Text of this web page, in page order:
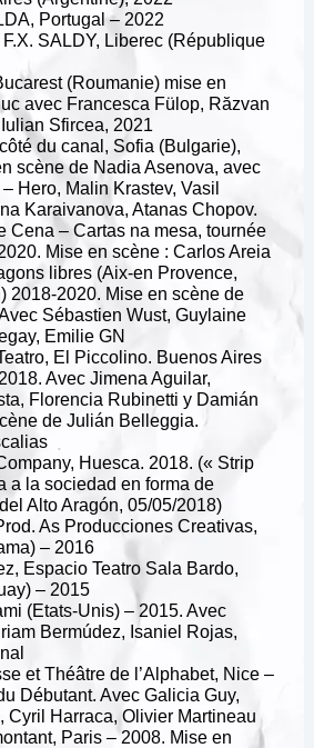
Portugal – 2022
SALDY, Liberec (République
(Roumanie) mise en
avec Francesca Fülop, Răzvan
Sfircea, 2021
du canal, Sofia (Bulgarie),
scène de Nadia Asenova, avec
Hero, Malin Krastev, Vasil
Karaivanova, Atanas Chopov.
Cena – Cartas na mesa, tournée
Mise en scène : Carlos Areia
libres (Aix-en Provence,
2018-2020. Mise en scène de
Sébastien Wust, Guylaine
Emilie GN
El Piccolino. Buenos Aires
Avec Jimena Aguilar,
Florencia Rubinetti y Damián
de Julián Belleggia.
Huesca. 2018. (« Strip
a la sociedad en forma de
Alto Aragón, 05/05/2018)
As Producciones Creativas,
– 2016
Espacio Teatro Sala Bardo,
– 2015
(Etats-Unis) – 2015. Avec
Bermúdez, Isaniel Rojas,
et Théâtre de l’Alphabet, Nice –
Débutant. Avec Galicia Guy,
Cyril Harraca, Olivier Martineau
Paris – 2008. Mise en